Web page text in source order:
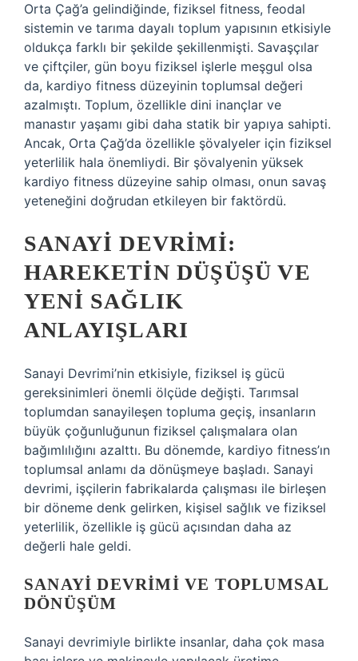
Orta Çağ’a gelindiğinde, fiziksel fitness, feodal
sistemin ve tarıma dayalı toplum yapısının etkisiyle
oldukça farklı bir şekilde şekillenmişti. Savaşçılar
ve çiftçiler, gün boyu fiziksel işlerle meşgul olsa
da, kardiyo fitness düzeyinin toplumsal değeri
azalmıştı. Toplum, özellikle dini inançlar ve
manastır yaşamı gibi daha statik bir yapıya sahipti.
Ancak, Orta Çağ’da özellikle şövalyeler için fiziksel
yeterlilik hala önemliydi. Bir şövalyenin yüksek
kardiyo fitness düzeyine sahip olması, onun savaş
yeteneğini doğrudan etkileyen bir faktördü.
SANAYI DEVRIMI:
HAREKETIN DÜŞÜŞÜ VE
YENI SAĞLIK
ANLAYIŞLARI
Sanayi Devrimi’nin etkisiyle, fiziksel iş gücü
gereksinimleri önemli ölçüde değişti. Tarımsal
toplumdan sanayileşen topluma geçiş, insanların
büyük çoğunluğunun fiziksel çalışmalara olan
bağımlılığını azalttı. Bu dönemde, kardiyo fitness’ın
toplumsal anlamı da dönüşmeye başladı. Sanayi
devrimi, işçilerin fabrikalarda çalışması ile birleşen
bir döneme denk gelirken, kişisel sağlık ve fiziksel
yeterlilik, özellikle iş gücü açısından daha az
değerli hale geldi.
SANAYI DEVRIMI VE TOPLUMSAL
DÖNÜŞÜM
Sanayi devrimiyle birlikte insanlar, daha çok masa